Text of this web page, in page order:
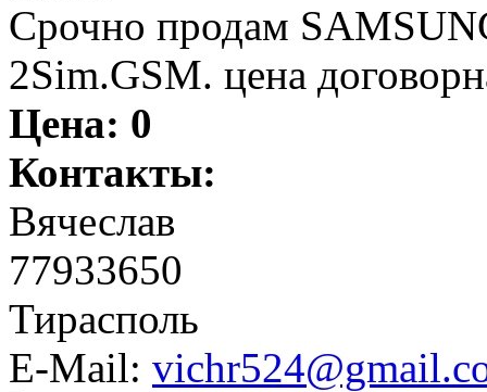
Срочно продам
2Sim.GSM. цена
Цена: 0
Контакты:
Вячеслав
77933650
Тирасполь
E-Mail: